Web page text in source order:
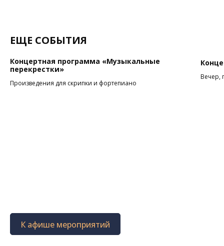
ЕЩЕ СОБЫТИЯ
Концертная программа «Музыкальные
перекрестки»
Произведения для скрипки и фортепиано
Вечер,
К афише мероприятий